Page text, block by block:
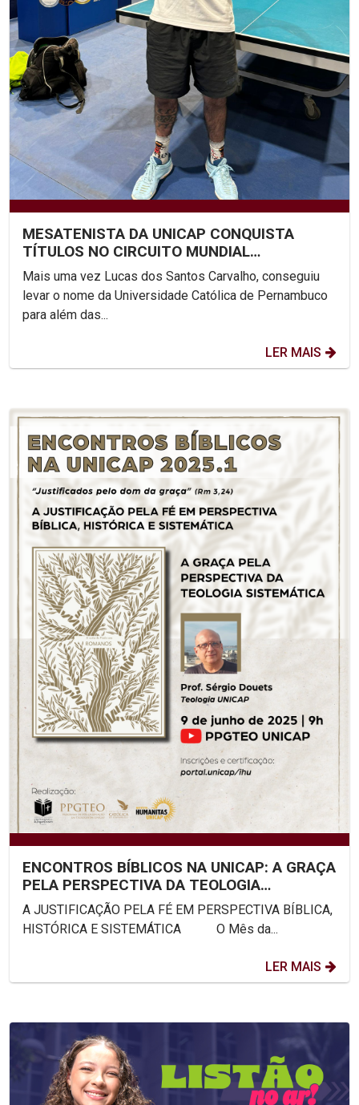
MESATENISTA DA UNICAP CONQUISTA
TÍTULOS NO CIRCUITO MUNDIAL
PARALÍMPICO
Mais uma vez Lucas dos Santos Carvalho, conseguiu
levar o nome da Universidade Católica de Pernambuco
para além das...
LER MAIS
ENCONTROS BÍBLICOS NA UNICAP: A GRAÇA
PELA PERSPECTIVA DA TEOLOGIA
SISTEMÁTICA
A JUSTIFICAÇÃO PELA FÉ EM PERSPECTIVA BÍBLICA,
HISTÓRICA E SISTEMÁTICA O Mês da...
LER MAIS